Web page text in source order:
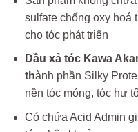
sulfate chống oxy hoá
cho tóc phát triển
Dầu xả tóc Kawa
thành phần Silky
nền tóc mỏng, tóc hư
Có chứa Acid Admin